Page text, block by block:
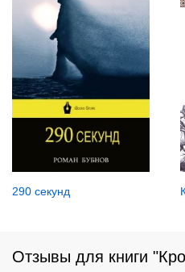
290 секунд
Отзывы для книги